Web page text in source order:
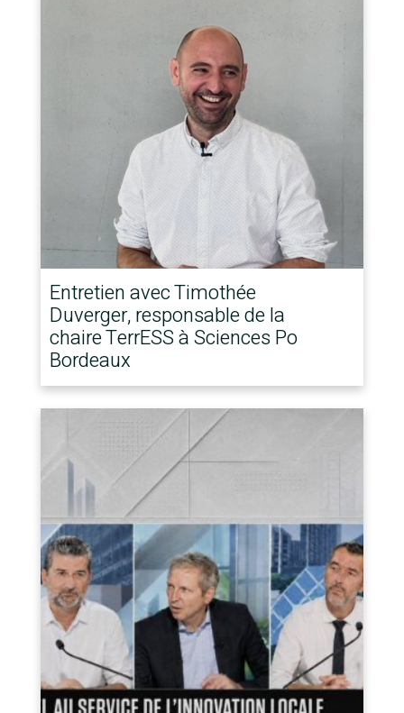
Entretien avec Timothée
Duverger, responsable de la
chaire TerrESS à Sciences Po
Bordeaux